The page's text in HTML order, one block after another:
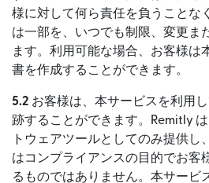
様に対して何ら責任を負うことな
は一部を、いつでも制限、変更ま
ます。利用可能な場合、お客様は
書を作成することができます。
5.2 お客様は、本サービスを利用
跡することができます。Remitly
トウェアツールとしてのみ提供し
はコンプライアンスの目的でお客
るものではありません。本サービ